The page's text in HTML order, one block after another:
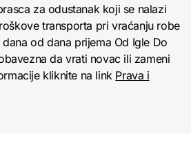
za odustanak koji se nalazi
transporta pri vraćanju robe
od dana prijema Od Igle Do
da vrati novac ili zameni
kliknite na link Prava i